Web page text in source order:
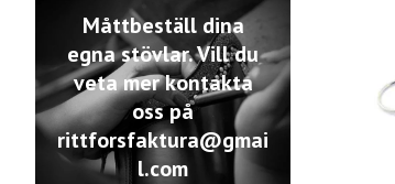
Måttbeställ dina
egna stövlar. Vill du
veta mer kontakta
oss på
rittforsfaktura@gmai
l.com